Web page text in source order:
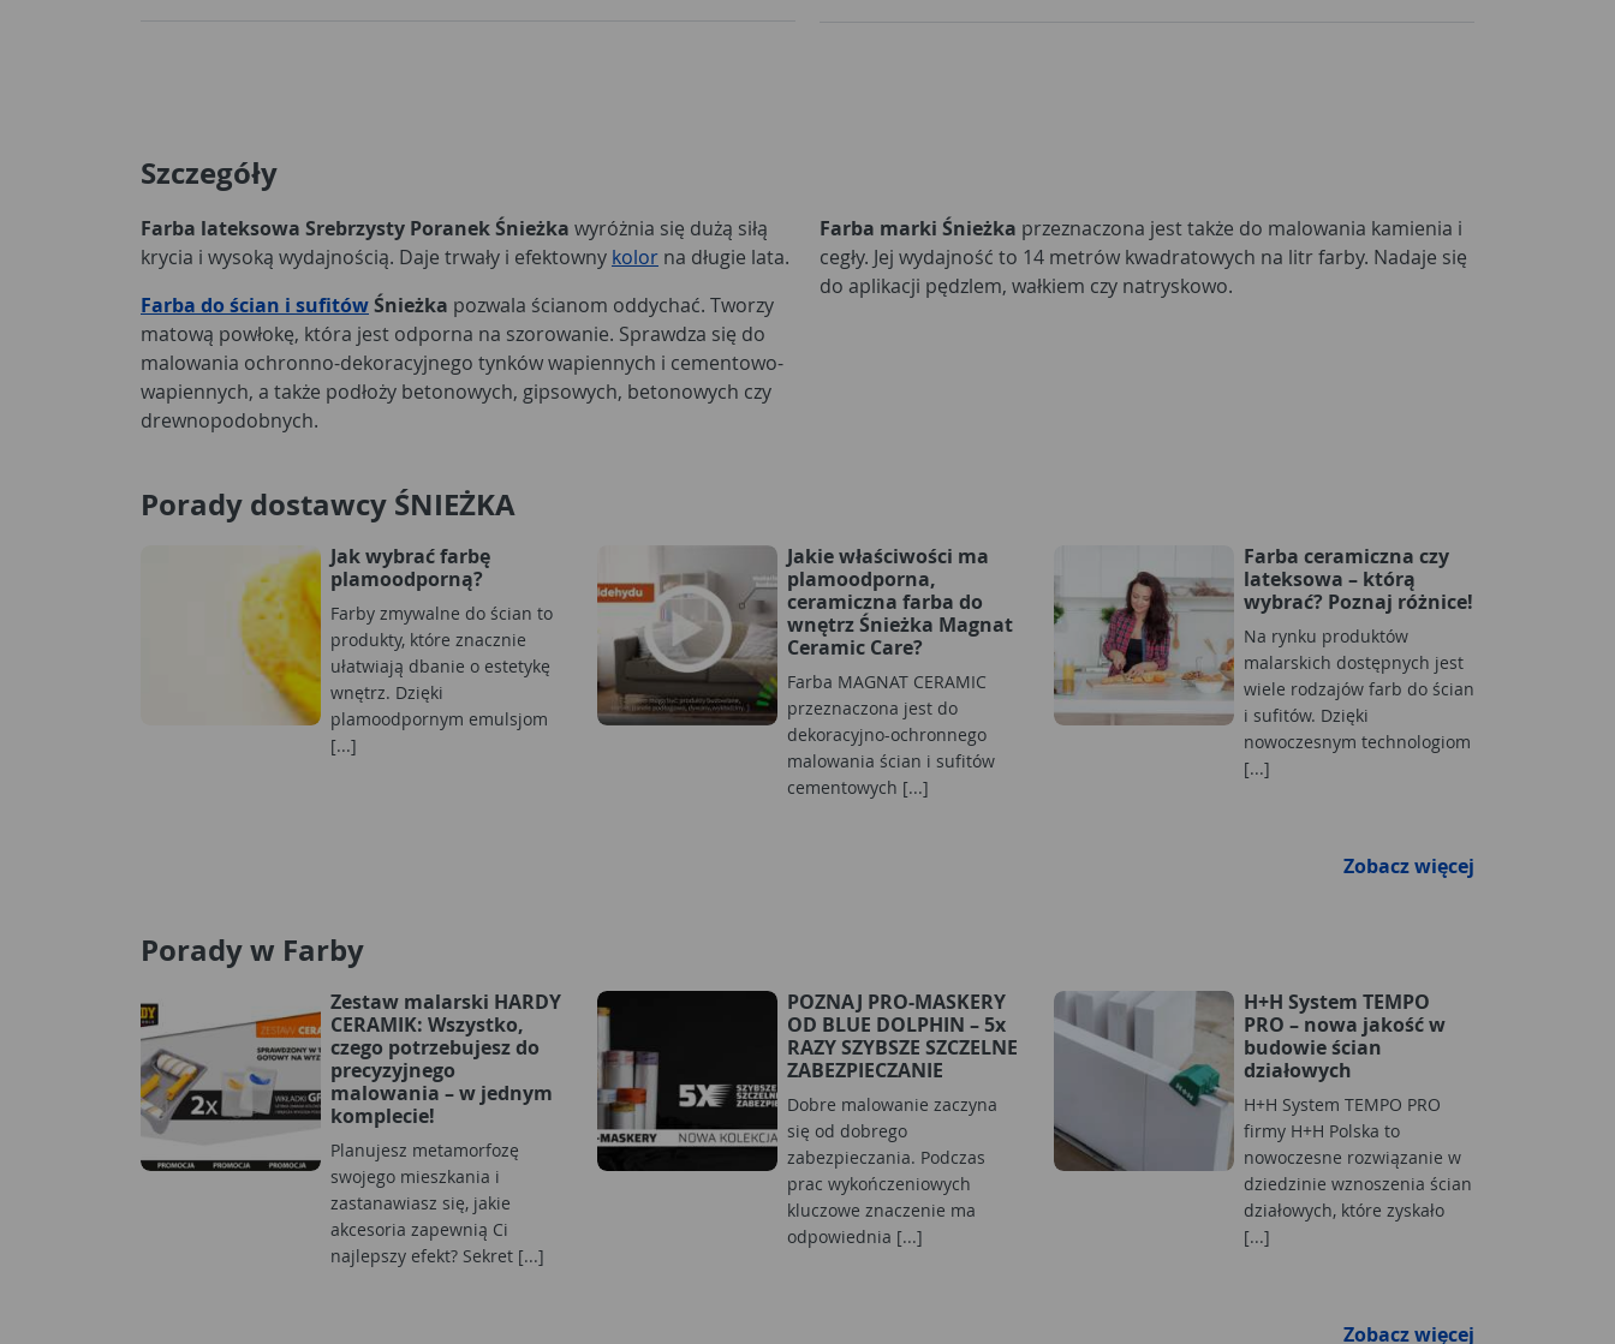
Szczegóły
Farba lateksowa Srebrzysty Poranek Śnieżka wyróżnia się dużą siłą
krycia i wysoką wydajnością. Daje trwały i efektowny kolor na długie lata.
Farba do ścian i sufitówŚnieżka pozwala ścianom oddychać. Tworzy
matową powłokę, która jest odporna na szorowanie. Sprawdza się do
malowania ochronno-dekoracyjnego tynków wapiennych i cementowo-
wapiennych, a także podłoży betonowych, gipsowych, betonowych czy
drewnopodobnych.
Farba marki Śnieżka przeznaczona jest także do malowania kamienia i
cegły. Jej wydajność to 14 metrów kwadratowych na litr farby. Nadaje się
do aplikacji pędzlem, wałkiem czy natryskowo.
Porady dostawcy ŚNIEŻKA
Jak wybrać farbę
plamoodporną?
Farby zmywalne do ścian to
produkty, które znacznie
ułatwiają dbanie o estetykę
wnętrz. Dzięki
plamoodpornym emulsjom
[...]
Jakie właściwości ma
plamoodporna,
ceramiczna farba do
wnętrz Śnieżka Magnat
Ceramic Care?
Farba MAGNAT CERAMIC
przeznaczona jest do
dekoracyjno-ochronnego
malowania ścian i sufitów
cementowych [...]
Farba ceramiczna czy
lateksowa – którą
wybrać? Poznaj różnice!
Na rynku produktów
malarskich dostępnych jest
wiele rodzajów farb do ścian
i sufitów. Dzięki
nowoczesnym technologiom
[...]
Zobacz więcej
Porady w Farby
Zestaw malarski HARDY
CERAMIK: Wszystko,
czego potrzebujesz do
precyzyjnego
malowania – w jednym
komplecie!
Planujesz metamorfozę
swojego mieszkania i
zastanawiasz się, jakie
akcesoria zapewnią Ci
najlepszy efekt? Sekret [...]
POZNAJ PRO-MASKERY
OD BLUE DOLPHIN – 5x
RAZY SZYBSZE SZCZELNE
ZABEZPIECZANIE
Dobre malowanie zaczyna
się od dobrego
zabezpieczania. Podczas
prac wykończeniowych
kluczowe znaczenie ma
odpowiednia [...]
H+H System TEMPO
PRO – nowa jakość w
budowie ścian
działowych
H+H System TEMPO PRO
firmy H+H Polska to
nowoczesne rozwiązanie w
dziedzinie wznoszenia ścian
działowych, które zyskało
[...]
Zobacz więcej